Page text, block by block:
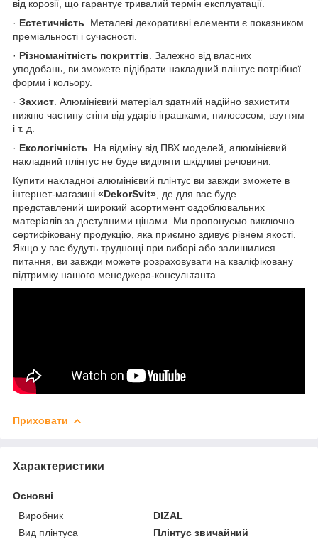
від корозії, що гарантує тривалий термін експлуатації.
· Естетичність . Металеві декоративні елементи є показником
преміальності і сучасності.
· Різноманітність покриттів . Залежно від власних
уподобань, ви зможете підібрати накладний плінтус потрібної
форми і кольору.
· Захист . Алюмінієвий матеріал здатний надійно захистити
нижню частину стіни від ударів іграшками, пилососом, взуттям
і т. д.
· Екологічність . На відміну від ПВХ моделей, алюмінієвий
накладний плінтус не буде виділяти шкідливі речовини.
Купити накладної алюмінієвий плінтус ви завжди зможете в
інтернет-магазині «DekorSvit» , де для вас буде
представлений широкий асортимент оздоблювальних
матеріалів за доступними цінами. Ми пропонуємо виключно
сертифіковану продукцію, яка приємно здивує рівнем якості.
Якщо у вас будуть труднощі при виборі або залишилися
питання, ви завжди можете розраховувати на кваліфіковану
підтримку нашого менеджера-консультанта.
Приховати
Характеристики
Основні
Виробник
DIZAL
Вид плінтуса
Плінтус звичайний